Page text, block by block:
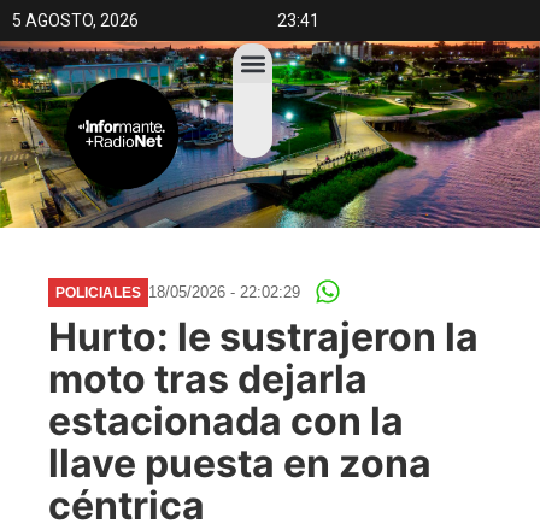
5 AGOSTO, 2026 23:41
POLICIALES 18/05/2026 - 22:02:29
Hurto: le sustrajeron la
moto tras dejarla
estacionada con la
llave puesta en zona
céntrica